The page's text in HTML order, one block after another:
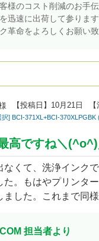
様のコスト削減のお手
迅速に出荷して参りま
革命をよろしくお願い致
【投稿日】 10月21日
] BCI-371XL+BCI-
高ですね＼(^o^)
なくて、洗浄インク
た。もはやプリンタ
ました。これまで同
担当者より